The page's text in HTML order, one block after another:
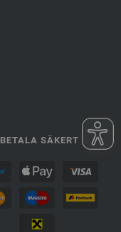
BETALA SÄKERT